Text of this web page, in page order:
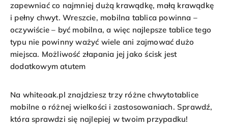
zapewniać co najmniej dużą krawądkę, małą krawądkę
i pełny chwyt. Wreszcie, mobilna tablica powinna –
oczywiście – być mobilna, a więc najlepsze tablice tego
typu nie powinny ważyć wiele ani zajmować dużo
miejsca. Możliwość złapania jej jako ścisk jest
dodatkowym atutem
Na whiteoak.pl znajdziesz trzy różne chwytotablice
mobilne o różnej wielkości i zastosowaniach. Sprawdź,
która sprawdzi się najlepiej w twoim przypadku!